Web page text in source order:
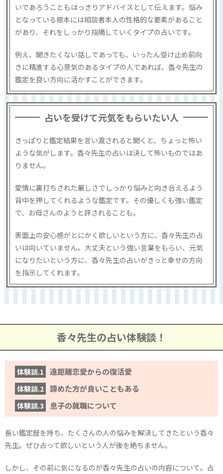
いであろうこともはっきりアドバイスとして伝えます。悩み
となっている根本には相談者本人の性格的な要素があること
があり、それをしっかり指摘していくタイプの占いです。
例え、聞きたくない話しであっても、いったん受け止め前向
きに精進する心意気のあるタイプの人であれば、香々先生の
鑑定を良い方向に活かすことができます。
占いを受けて元気をもらいたい人
きっぱりと鑑定結果を言い渡されると聞くと、ちょっと怖い
ような気がします。香々先生の占いは決して怖いものではあ
りません。
愛情に裏打ちされた厳しさでしっかり悩みと向き合えるよう
背中を押してくれるような鑑定です。その優しくも強い鑑定
で、お母さんのようと評されることも。
表面上の安心感がとにかく欲しいという方に、香々先生の占
いは向いていません。大丈夫という強い言葉をもらい、元気
になりたいという方に、香々先生の占いがきっと幸せの方向
を指示してくれます。
香々先生の占い体験談！
体験談.1 遠距離恋愛からの復活愛
体験談.2 諦めた方が良いこともある
体験談.3 息子の就職について
長い鑑定歴を持ち、たくさんの人の悩みを解決してきたという香々
先生。ぜひ占って欲しいという人が後を絶ちません。
しかし、その前に気になるのが香々先生の占いの内容について。占